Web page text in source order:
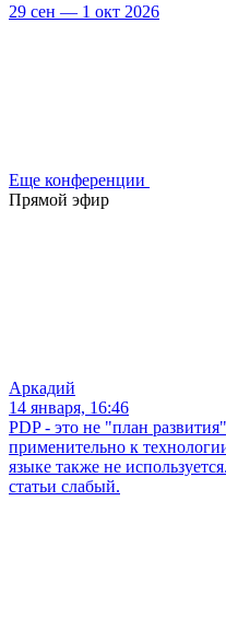
29 сен — 1 окт 2026
Еще конференции
Прямой эфир
Аркадий
14 января, 16:46
PDP - это не "план
применительно к
языке также не
статьи слабый.